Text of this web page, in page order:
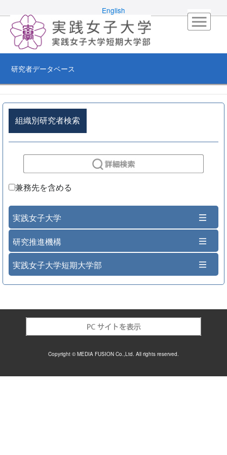
English
研究者データベース
組織別研究者検索
兼務先を含める
実践女子大学
研究推進機構
実践女子大学短期大学部
Copyright © MEDIA FUSION Co.,Ltd. All rights reserved.